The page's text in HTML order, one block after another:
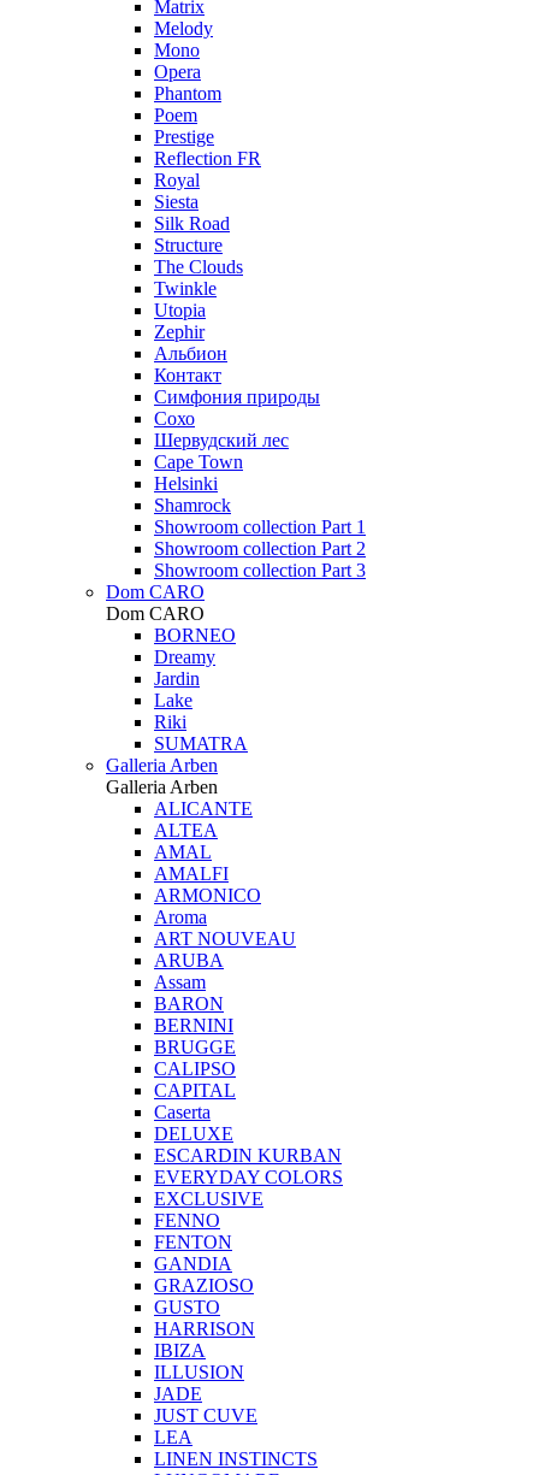
Matrix
Melody
Mono
Opera
Phantom
Poem
Prestige
Reflection FR
Royal
Siesta
Silk Road
Structure
The Clouds
Twinkle
Utopia
Zephir
Альбион
Контакт
Симфония природы
Сохо
Шервудский лес
Cape Town
Helsinki
Shamrock
Showroom collection Part 1
Showroom collection Part 2
Showroom collection Part 3
Dom CARO
Dom CARO
BORNEO
Dreamy
Jardin
Lake
Riki
SUMATRA
Galleria Arben
Galleria Arben
ALICANTE
ALTEA
AMAL
AMALFI
ARMONICO
Aroma
ART NOUVEAU
ARUBA
Assam
BARON
BERNINI
BRUGGE
CALIPSO
CAPITAL
Caserta
DELUXE
ESCARDIN KURBAN
EVERYDAY COLORS
EXCLUSIVE
FENNO
FENTON
GANDIA
GRAZIOSO
GUSTO
HARRISON
IBIZA
ILLUSION
JADE
JUST CUVE
LEA
LINEN INSTINCTS